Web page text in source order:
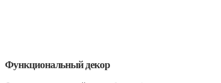
Функциональный декор